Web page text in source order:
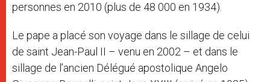
personnes en 2010 (plus de 48 000 en 1934).
Le pape a placé son voyage dans le sillage de celui
de saint Jean-Paul II – venu en 2002 – et dans le
sillage de l’ancien Délégué apostolique Angelo